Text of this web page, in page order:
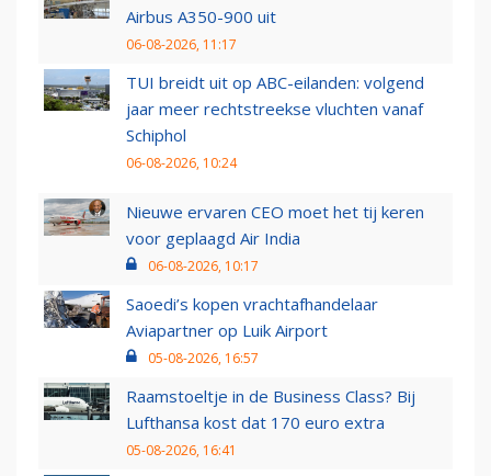
Airbus A350-900 uit
06-08-2026, 11:17
TUI breidt uit op ABC-eilanden: volgend
jaar meer rechtstreekse vluchten vanaf
Schiphol
06-08-2026, 10:24
Nieuwe ervaren CEO moet het tij keren
voor geplaagd Air India
06-08-2026, 10:17
Saoedi’s kopen vrachtafhandelaar
Aviapartner op Luik Airport
05-08-2026, 16:57
Raamstoeltje in de Business Class? Bij
Lufthansa kost dat 170 euro extra
05-08-2026, 16:41